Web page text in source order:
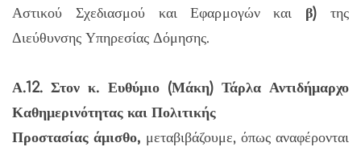
Αστικού Σχεδιασμού και Εφαρμογών και β) της
Διεύθυνσης Υπηρεσίας Δόμησης.
Α.12. Στον κ. Ευθύμιο (Μάκη) Τάρλα Αντιδήμαρχο
Καθημερινότητας και Πολιτικής
Προστασίας άμισθο, μεταβιβάζουμε, όπως αναφέρονται